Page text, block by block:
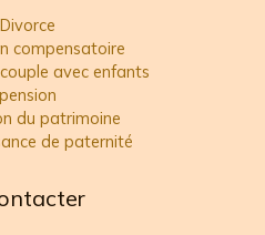
compensatoire
avec enfants
du patrimoine
de paternité